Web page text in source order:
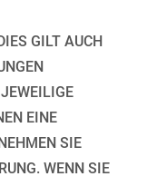
GILT AUCH
EINE
SIE
WENN SIE